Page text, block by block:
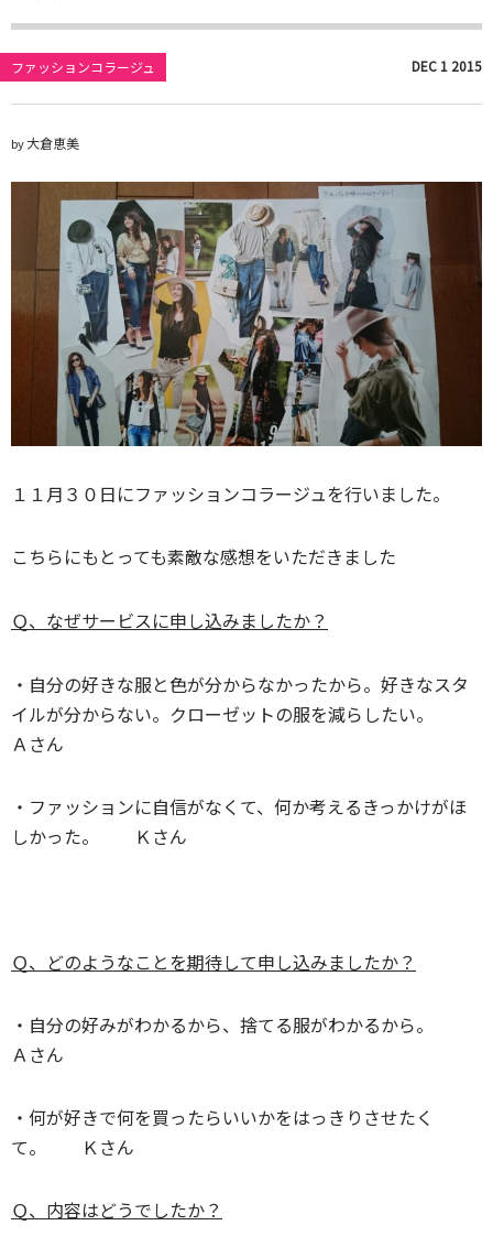
ファッションコラージュ DEC 1 2015
by大倉恵美
１１月３０日にファッションコラージュを行いました。
こちらにもとっても素敵な感想をいただきました
Ｑ、なぜサービスに申し込みましたか？
・自分の好きな服と色が分からなかったから。好きなスタ
イルが分からない。クローゼットの服を減らしたい。
Ａさん
・ファッションに自信がなくて、何か考えるきっかけがほ
しかった。 Ｋさん
Ｑ、どのようなことを期待して申し込みましたか？
・自分の好みがわかるから、捨てる服がわかるから。
Ａさん
・何が好きで何を買ったらいいかをはっきりさせたく
て。 Ｋさん
Ｑ、内容はどうでしたか？